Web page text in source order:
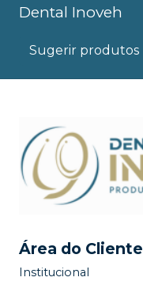
Dental Inoveh
Sugerir produtos
Área do Cliente
Institucional